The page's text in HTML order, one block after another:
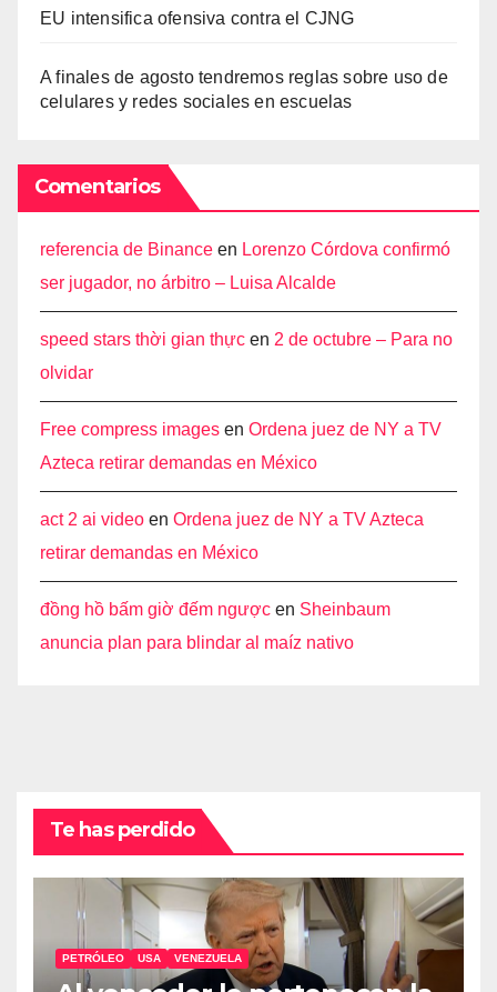
EU intensifica ofensiva contra el CJNG
A finales de agosto tendremos reglas sobre uso de
celulares y redes sociales en escuelas
Comentarios
referencia de Binance en Lorenzo Córdova confirmó
ser jugador, no árbitro – Luisa Alcalde
speed stars thời gian thực en 2 de octubre – Para no
olvidar
Free compress images en Ordena juez de NY a TV
Azteca retirar demandas en México
act 2 ai video en Ordena juez de NY a TV Azteca
retirar demandas en México
đồng hồ bấm giờ đếm ngược en Sheinbaum
anuncia plan para blindar al maíz nativo
Te has perdido
PETRÓLEO USA VENEZUELA